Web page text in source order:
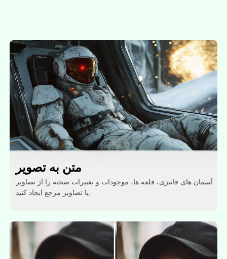
متن به تصویر
آسمان های فانتزی، قلعه ها، موجودات و تغییرات صحنه را از تصاویر
یا تصاویر مرجع ایجاد کنید.